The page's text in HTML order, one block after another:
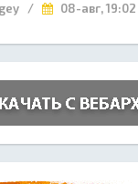
/ 08-авг, 19:02